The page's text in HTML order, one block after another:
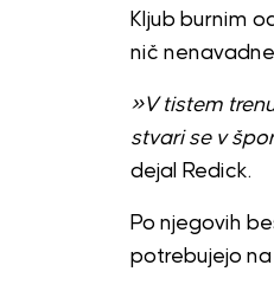
Kljub burnim
nič
»V tistem
stvari se v
dejal Redick.
Po njegovih
potrebujejo na